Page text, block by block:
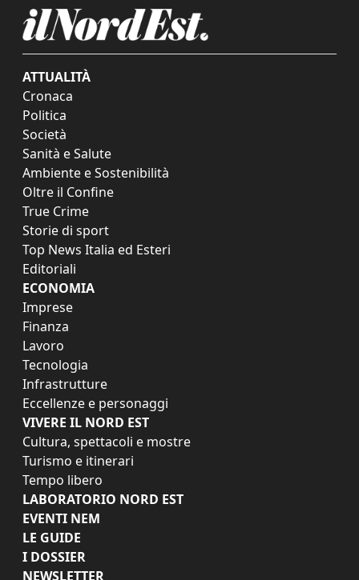
ATTUALITÀ
Cronaca
Politica
Società
Sanità e Salute
Ambiente e Sostenibilità
Oltre il Confine
True Crime
Storie di sport
Top News Italia ed Esteri
Editoriali
ECONOMIA
Imprese
Finanza
Lavoro
Tecnologia
Infrastrutture
Eccellenze e personaggi
VIVERE IL NORD EST
Cultura, spettacoli e mostre
Turismo e itinerari
Tempo libero
LABORATORIO NORD EST
EVENTI NEM
LE GUIDE
I DOSSIER
NEWSLETTER